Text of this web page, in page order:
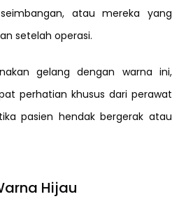
atau mereka yang
setelah operasi.
gelang dengan warna ini,
perhatian khusus dari perawat
pasien hendak bergerak atau
Hijau